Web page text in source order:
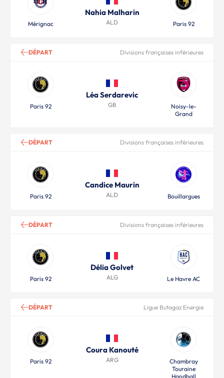
Mérignac
Nahia Malharin
ALD Paris 92
DÉPART Divisions françaises inférieures
Paris 92
Léa Serdarevic
GB
Noisy-le-
Grand
DÉPART Divisions françaises inférieures
Paris 92
Candice Maurin
ALD Bouillargues
DÉPART Divisions françaises inférieures
Paris 92
Délia Golvet
ALG Le Havre AC
DÉPART Ligue Butagaz Energie
Paris 92
Coura Kanouté
ARG
Chambray
Touraine
Handball